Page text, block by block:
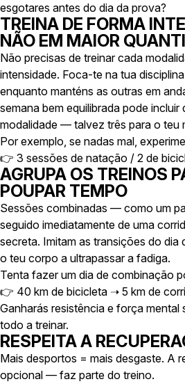
esgotares antes do dia da prova?
TREINA DE FORMA
NÃO EM MAIOR
Não precisas de treinar cada
intensidade. Foca-te na tua
enquanto manténs as outras em
semana bem equilibrada pode incluir
modalidade — talvez três para o teu
Por exemplo, se nadas mal,
👉 3 sessões de natação / 2 de
AGRUPA OS TREINOS
POUPAR TEMPO
Sessões combinadas — como um
seguido imediatamente de uma
secreta. Imitam as transições do dia
o teu corpo a ultrapassar a fadiga.
Tenta fazer um dia de combinação
👉 40 km de bicicleta ➝ 5 km de
Ganharás resistência e força mental
todo a treinar.
RESPEITA A
Mais desportos = mais desgaste. A
opcional — faz parte do treino.